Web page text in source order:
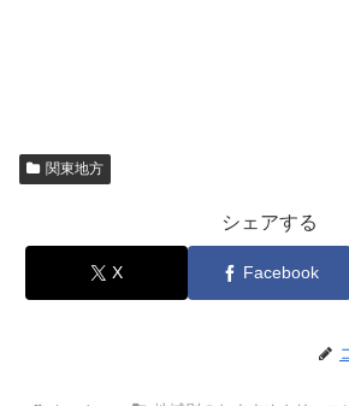
関東地方
シェアする
X Facebook